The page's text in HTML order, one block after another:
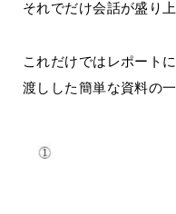
それでだけ会話が盛り
これだけではレポート
渡しした簡単な資料の